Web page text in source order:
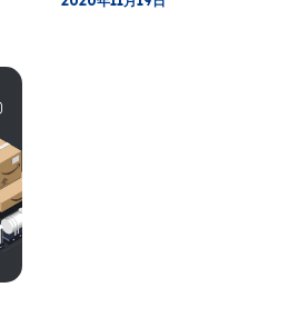
制定战略,调整产品,调